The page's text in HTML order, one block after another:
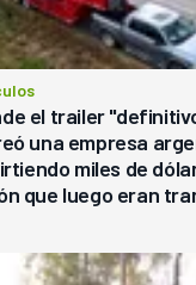
el trailer
una empresa
miles de
que luego eran